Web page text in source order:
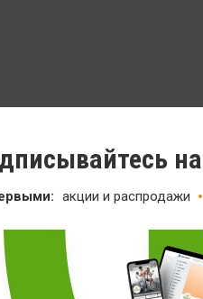
акции и распродажи